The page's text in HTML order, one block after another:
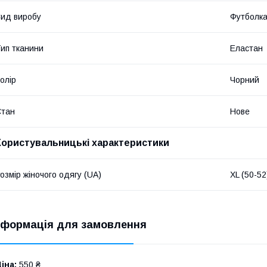
виробу Футболка
тканини Еластан
Чорний
Нове
характеристики
жіночого одягу (UA) XL (50-
для замовлення
550 ₴